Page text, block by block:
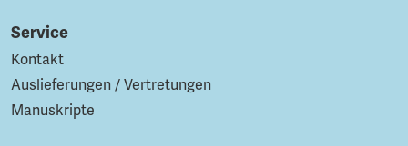
Service
Kontakt
Auslieferungen / Vertretungen
Manuskripte